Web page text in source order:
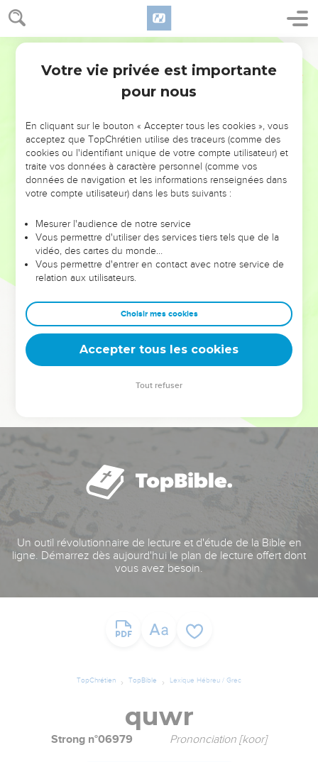
NE MANQUEZ PAS L’ÉVÉNEMENT
DE L’ANNÉE !
ET SI LEURS ERREURS POUVAIENT VOUS ÉVITER LES
VOTRES ?
leur foi ou leur vision. Mais on voit moins les doutes, les erreurs
et les saisons difficiles qu'ils ont traversés, alors même que ce
sont elles qui les ont façonnés.
Dans cette conférence, leaders, entrepreneurs, et responsables
clés pour avancer avec plus de sagesse afin que leurs erreurs
deviennent vos tremplins. Que vous guidiez un ministère, une
équipe, un groupe ou une famille, leur expérience est faite
Un outil révolutionnaire de lecture et d'étude de la Bible en
ligne. Démarrez dès aujourd'hui le plan de lecture offert dont
vous avez besoin.
TopChrétien TopBible Lexique Hébreu / Grec
quwr
Strong n°06979 Prononciation [koor]
Votre vie privée est importante
pour nous
En cliquant sur le bouton « Accepter tous les cookies », vous
acceptez que TopChrétien utilise des traceurs (comme des
cookies ou l'identifiant unique de votre compte utilisateur) et
traite vos données à caractère personnel (comme vos
données de navigation et les informations renseignées dans
votre compte utilisateur) dans les buts suivants :
Mesurer l'audience de notre service
Vous permettre d'utiliser des services tiers tels que de la
vidéo, des cartes du monde…
Vous permettre d'entrer en contact avec notre service de
relation aux utilisateurs.
Choisir mes cookies
Accepter tous les cookies
Tout refuser